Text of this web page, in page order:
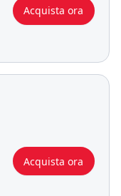
Acquista ora
Acquista ora